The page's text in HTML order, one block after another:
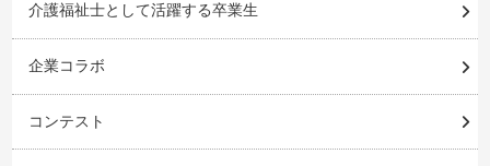
介護福祉士として活躍する卒業生
企業コラボ
コンテスト